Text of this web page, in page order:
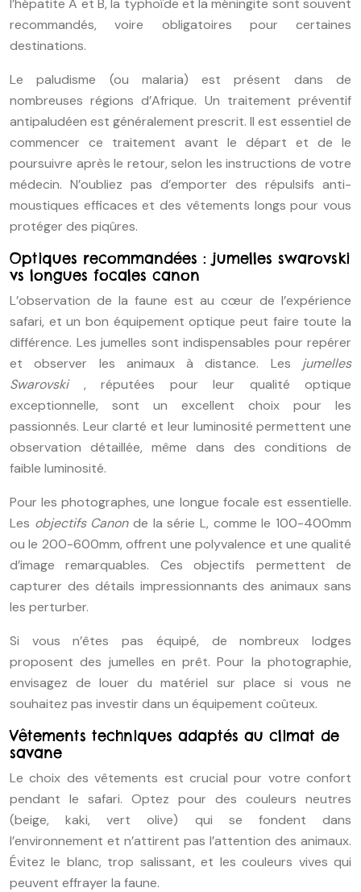
l’hépatite A et B, la typhoïde et la méningite sont souvent
recommandés, voire obligatoires pour certaines
destinations.
Le paludisme (ou malaria) est présent dans de
nombreuses régions d’Afrique. Un traitement préventif
antipaludéen est généralement prescrit. Il est essentiel de
commencer ce traitement avant le départ et de le
poursuivre après le retour, selon les instructions de votre
médecin. N’oubliez pas d’emporter des répulsifs anti-
moustiques efficaces et des vêtements longs pour vous
protéger des piqûres.
Optiques recommandées : jumelles swarovski
vs longues focales canon
L’observation de la faune est au cœur de l’expérience
safari, et un bon équipement optique peut faire toute la
différence. Les jumelles sont indispensables pour repérer
et observer les animaux à distance. Les jumelles
Swarovski , réputées pour leur qualité optique
exceptionnelle, sont un excellent choix pour les
passionnés. Leur clarté et leur luminosité permettent une
observation détaillée, même dans des conditions de
faible luminosité.
Pour les photographes, une longue focale est essentielle.
Les objectifs Canonde la série L, comme le 100-400mm
ou le 200-600mm, offrent une polyvalence et une qualité
d’image remarquables. Ces objectifs permettent de
capturer des détails impressionnants des animaux sans
les perturber.
Si vous n’êtes pas équipé, de nombreux lodges
proposent des jumelles en prêt. Pour la photographie,
envisagez de louer du matériel sur place si vous ne
souhaitez pas investir dans un équipement coûteux.
Vêtements techniques adaptés au climat de
savane
Le choix des vêtements est crucial pour votre confort
pendant le safari. Optez pour des couleurs neutres
(beige, kaki, vert olive) qui se fondent dans
l’environnement et n’attirent pas l’attention des animaux.
Évitez le blanc, trop salissant, et les couleurs vives qui
peuvent effrayer la faune.